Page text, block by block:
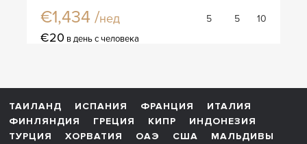
€1,434 /нед 5 5 10
€20 в день с человека
ТАИЛАНД ИСПАНИЯ ФРАНЦИЯ
ИТАЛИЯ
ФИНЛЯНДИЯ
ГРЕЦИЯ КИПР
ИНДОНЕЗИЯ
ТУРЦИЯ
ХОРВАТИЯ ОАЭ США
МАЛЬДИВЫ